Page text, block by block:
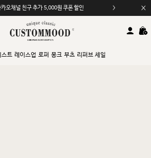
카오채널 친구 추가 5,000원 쿠폰 할인
모바일 앱 자동 2,000원 할인
스트 레이스업 로퍼 몽크 부츠 리퍼브 세일